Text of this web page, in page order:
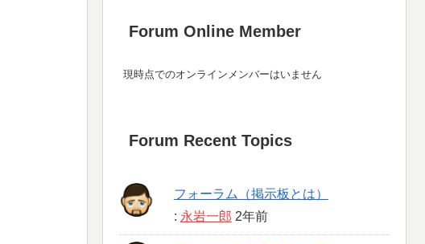
Forum Online Member
現時点でのオンラインメンバーはいません
Forum Recent Topics
フォーラム（掲示板とは）
: 永岩一郎 2年前